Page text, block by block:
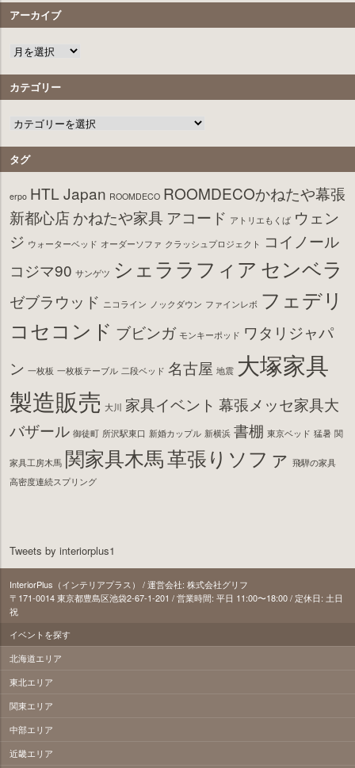
アーカイブ
カテゴリー
タグ
erpo HTL Japan ROOMDECO ROOMDECOかねたや幕張
新都心店かねたや家具 アコード アトリエもくば ウェン
ジ ウォーターベッド オーダーソファ クラッシュプロジェクト
コイノール
コジマ90 サンゲツ シェララフィア センベラ
ゼブラウッド ニコライン ノックダウン ファインレボ フェデリ
コセコンド ブビンガ モンキーポッド ワタリジャパ
ン 一枚板 一枚板テーブル 二段ベッド 名古屋 地震 大塚家具
製造販売 大川 家具イベント 幕張メッセ家具大
バザール 御徒町 所沢駅東口 新婚カップル 新横浜 書棚 東京ベッド 猛暑 関
家具工房木馬 関家具木馬革張りソファ 飛騨の家具
高密度連続スプリング
Tweets by interiorplus1
InteriorPlus（インテリアプラス） / 運営会社: 株式会社グリフ
〒171‐0014 東京都豊島区池袋2-67-1-201 / 営業時間: 平日 11:00〜18:00 / 定休日: 土日
祝
イベントを探す
北海道エリア
東北エリア
関東エリア
中部エリア
近畿エリア